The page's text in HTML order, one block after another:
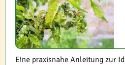
Eine praxisnahe Anleitung zur